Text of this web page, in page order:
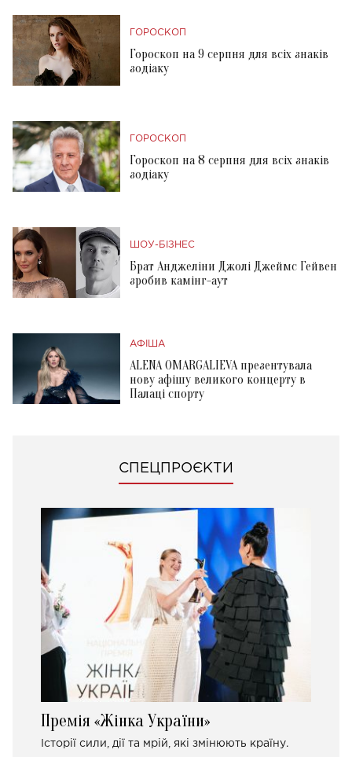
ГОРОСКОП
Гороскоп на 9 серпня для всіх знаків
зодіаку
ГОРОСКОП
Гороскоп на 8 серпня для всіх знаків
зодіаку
ШОУ-БІЗНЕС
Брат Анджеліни Джолі Джеймс Гейвен
зробив камінг-аут
АФІША
ALENA OMARGALIEVA презентувала
нову афішу великого концерту в
Палаці спорту
СПЕЦПРОЄКТИ
Премія «Жінка України»
Історії сили, дії та мрій, які змінюють країну.